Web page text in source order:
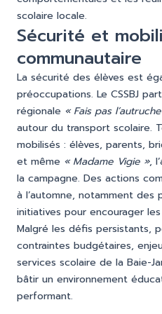
scolaire locale.
Sécurité et
communautaire
La sécurité des élèves est
préoccupations. Le CSSBJ
régionale « Fais pas
autour du transport scolaire.
mobilisés : élèves, parents,
et même « Madame Vigie »,
la campagne. Des actions
à l’automne, notamment des
initiatives pour encourager
Malgré les défis persistants,
contraintes budgétaires,
services scolaire de la Baie-
bâtir un environnement
performant.